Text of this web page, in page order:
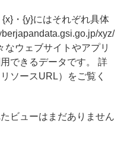
・{y}にはそれぞれ具体
xyz/
ウェブサイトやアプリ
できるデータです。 詳
ソースURL）をご覧く
ビューはまだありません